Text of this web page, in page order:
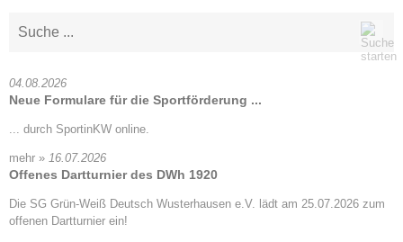
04.08.2026
Neue Formulare für die Sportförderung ...
... durch SportinKW online.
mehr » 16.07.2026
Offenes Dartturnier des DWh 1920
Die SG Grün-Weiß Deutsch Wusterhausen e.V. lädt am 25.07.2026 zum
offenen Dartturnier ein!